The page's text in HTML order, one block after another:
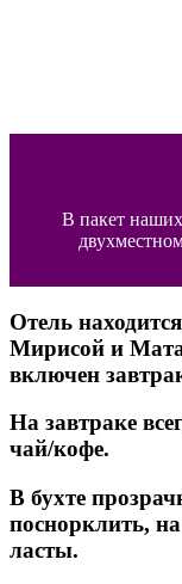
В пакет
Отель
Мирисой и
включен
На завтраке
чай/кофе.
В бухте
поснорклить,
ласты.